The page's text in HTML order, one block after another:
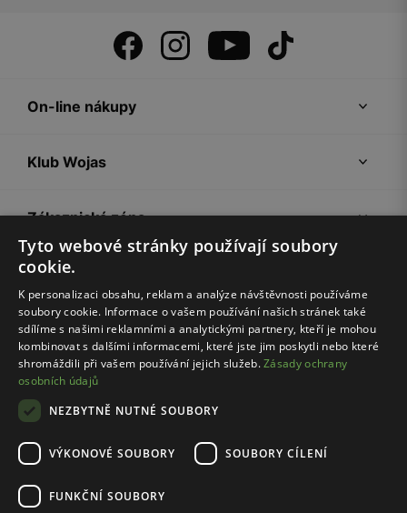
On-line nákupy
Klub Wojas
Zákaznická zóna
Společnost Wojas
Rady
Pravidla e-shopu
Zásady ochrany osobních údajů
Tyto webové stránky používají soubory
cookie.
K personalizaci obsahu, reklam a analýze návštěvnosti používáme
soubory cookie. Informace o vašem používání našich stránek také
sdílíme s našimi reklamními a analytickými partnery, kteří je mohou
kombinovat s dalšími informacemi, které jste jim poskytli nebo které
shromáždili při vašem používání jejich služeb.Zásady ochrany
osobních údajů
NEZBYTNĚ NUTNÉ SOUBORY
VÝKONOVÉ SOUBORY SOUBORY CÍLENÍ
FUNKČNÍ SOUBORY